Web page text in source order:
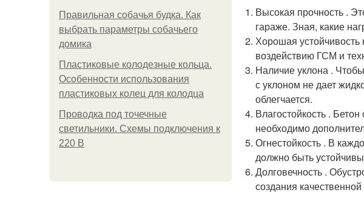
Правильная собачья будка. Как
выбрать параметры собачьего
домика
Пластиковые колодезные кольца.
Особенности использования
пластиковых колец для колодца
Проводка под точечные
светильники. Схемы подключения к
220 В
Высокая прочность .
гараже. Зная, какие
Хорошая
воздействию ГСМ и
Наличие уклона .
с уклоном не дает
облегчается.
Влагостойкость .
необходимо
Огнестойкость . В
должно быть
Долговечность .
создания